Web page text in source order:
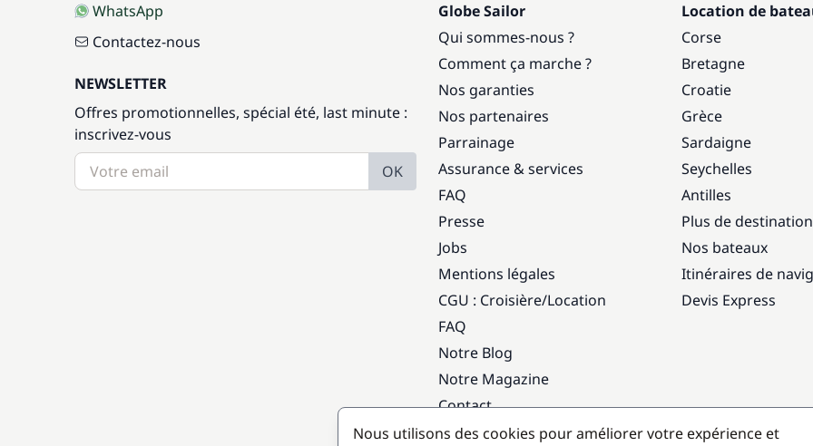
WhatsApp
Contactez-nous
NEWSLETTER
Offres promotionnelles, spécial été, last minute :
inscrivez-vous
OK
Globe Sailor
Qui sommes-nous ?
Comment ça marche ?
Nos garanties
Nos partenaires
Parrainage
Assurance & services
FAQ
Presse
Jobs
Mentions légales
CGU : Croisière/Location
FAQ
Notre Blog
Notre Magazine
Contact
Location de
Corse
Bretagne
Croatie
Grèce
Sardaigne
Seychelles
Antilles
Plus de
Nos bateaux
Itinéraires de
Devis Express
Nous utilisons des cookies pour améliorer votre expérience et